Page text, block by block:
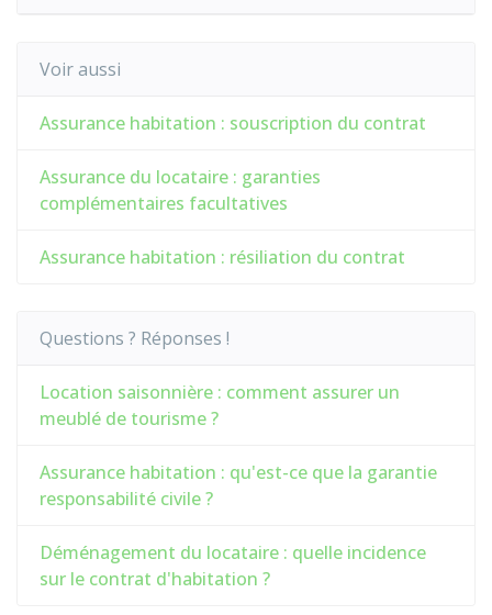
Voir aussi
Assurance habitation : souscription du contrat
Assurance du locataire : garanties
complémentaires facultatives
Assurance habitation : résiliation du contrat
Questions ? Réponses !
Location saisonnière : comment assurer un
meublé de tourisme ?
Assurance habitation : qu'est-ce que la garantie
responsabilité civile ?
Déménagement du locataire : quelle incidence
sur le contrat d'habitation ?